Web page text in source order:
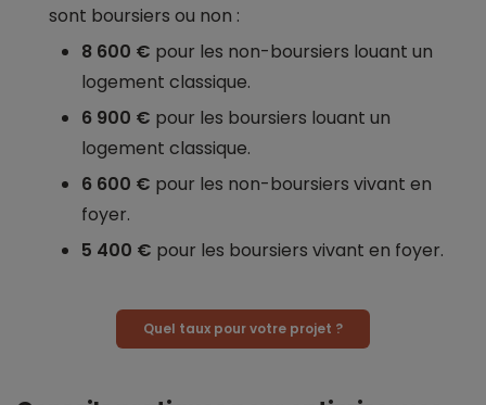
sont boursiers ou non :
8 600 € pour les non-boursiers louant un
logement classique.
6 900 € pour les boursiers louant un
logement classique.
6 600 € pour les non-boursiers vivant en
foyer.
5 400 € pour les boursiers vivant en foyer.
Quel taux pour votre projet ?